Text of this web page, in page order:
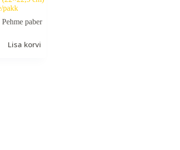
pakk
Pehme paber
Lisa korvi